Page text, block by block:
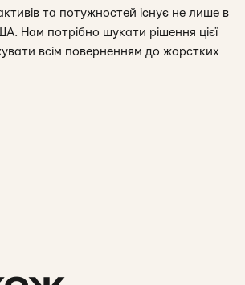
та потужностей існує не лише в
Нам потрібно шукати рішення цієї
всім поверненням до жорстких